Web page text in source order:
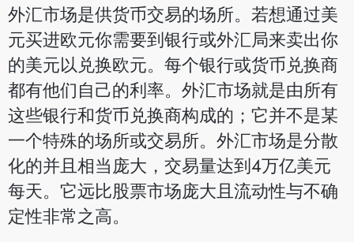
外汇市场是供货币交易的场所。若想通过美
元买进欧元你需要到银行或外汇局来卖出你
的美元以兑换欧元。每个银行或货币兑换商
都有他们自己的利率。外汇市场就是由所有
这些银行和货币兑换商构成的；它并不是某
一个特殊的场所或交易所。外汇市场是分散
化的并且相当庞大，交易量达到4万亿美元
每天。它远比股票市场庞大且流动性与不确
定性非常之高。